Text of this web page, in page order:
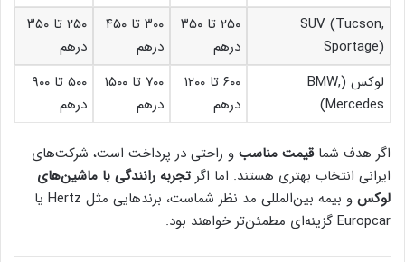
SUV (Tucson,
Sportage)
۲۵۰ تا ۳۵۰
درهم
۳۰۰ تا ۴۵۰
درهم
۲۵۰ تا ۳۵۰
درهم
لوکس (BMW,
Mercedes)
۶۰۰ تا ۱۲۰۰
درهم
۷۰۰ تا ۱۵۰۰
درهم
۵۰۰ تا ۹۰۰
درهم
اگر هدف شماقیمت مناسب و راحتی در پرداخت است، شرکت‌های
ایرانی انتخاب بهتری هستند. اما اگر تجربه رانندگی با ماشین‌های
لوکس
و بیمه بین‌المللی مد نظر شماست، برندهایی مثل Hertz یا
Europcar گزینه‌ای مطمئن‌تر خواهند بود.